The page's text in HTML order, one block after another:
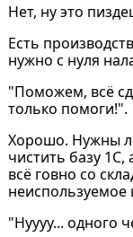
Нет, ну это
Есть
нужно с нуля
"Поможем, всё
только помоги!".
Хорошо. Нужны
чистить базу
всё говно со
неиспользуемое
"Нуууу... одного